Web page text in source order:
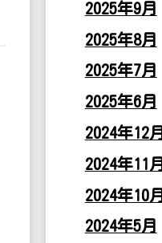
2025年9月
2025年8月
2025年7月
2025年6月
2024年12月
2024年11月
2024年10月
2024年5月